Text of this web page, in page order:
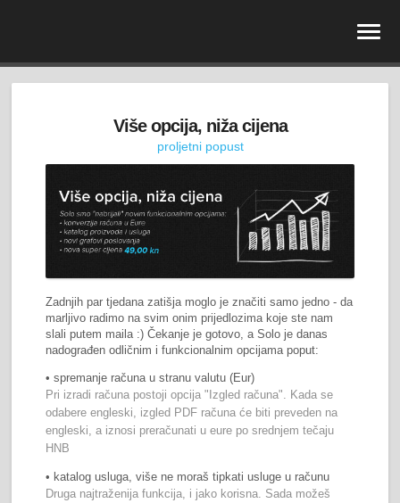
Više opcija, niža cijena
proljetni popust
Zadnjih par tjedana zatišja moglo je značiti samo jedno - da
marljivo radimo na svim onim prijedlozima koje ste nam
slali putem maila :) Čekanje je gotovo, a Solo je danas
nadograđen odličnim i funkcionalnim opcijama poput:
• spremanje računa u stranu valutu (Eur)
Pri izradi računa postoji opcija "Izgled računa". Kada se
odabere engleski, izgled PDF računa će biti preveden na
engleski, a iznosi preračunati u eure po srednjem tečaju
HNB
• katalog usluga, više ne moraš tipkati usluge u računu
Druga najtraženija funkcija, i jako korisna. Sada možeš